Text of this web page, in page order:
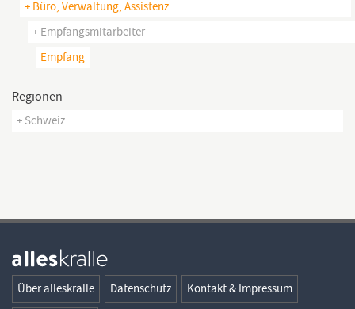
+ Büro, Verwaltung, Assistenz
+ Empfangsmitarbeiter
Empfang
Regionen
+ Schweiz
Über alleskralle Datenschutz Kontakt & Impressum